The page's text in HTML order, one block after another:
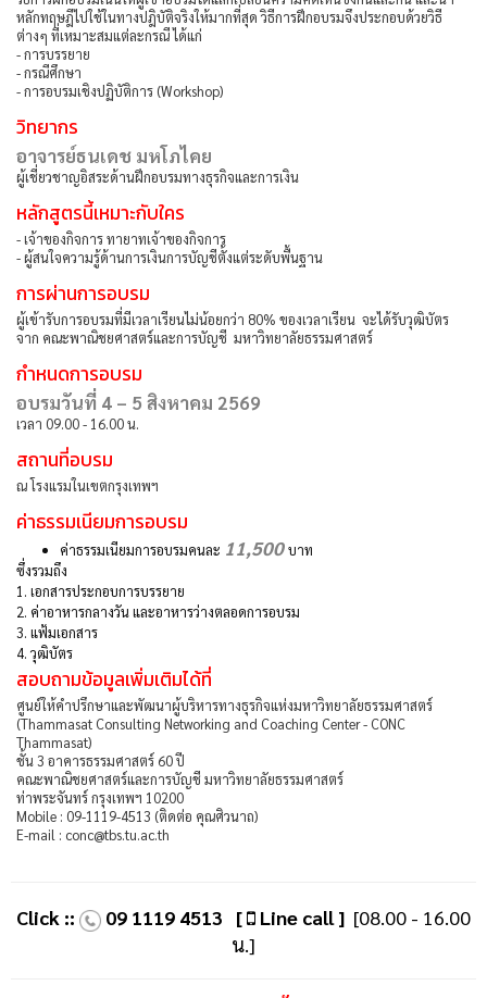
หลักทฤษฎีไปใช้ในทางปฎิบัติจริงให้มากที่สุด วิธีการฝึกอบรมจึงประกอบด้วยวิธี
ต่างๆ ที่เหมาะสมแต่ละกรณี ได้แก่
- การบรรยาย
- กรณีศึกษา
- การอบรมเชิงปฏิบัติการ (Workshop)
วิทยากร
อาจารย์ธนเดช มหโภไคย
ผู้เชี่ยวชาญอิสระด้านฝึกอบรมทางธุรกิจและการเงิน
หลักสูตรนี้เหมาะกับใคร
- เจ้าของกิจการ ทายาทเจ้าของกิจการ
- ผู้สนใจความรู้ด้านการเงินการบัญชีตั้งแต่ระดับพื้นฐาน
การผ่านการอบรม
ผู้เข้ารับการอบรมที่มีเวลาเรียนไม่น้อยกว่า 80% ของเวลาเรียน จะได้รับวุฒิบัตร
จาก คณะพาณิชยศาสตร์และการบัญชี มหาวิทยาลัยธรรมศาสตร์
กำหนดการอบรม
อบรมวันที่ 4 – 5 สิงหาคม 2569
เวลา 09.00 - 16.00 น.
สถานที่อบรม
ณ โรงแรมในเขตกรุงเทพฯ
ค่าธรรมเนียมการอบรม
ค่าธรรมเนียมการอบรมคนละ 11,500 บาท
ซึ่งรวมถึง
1. เอกสารประกอบการบรรยาย
2. ค่าอาหารกลางวัน และอาหารว่างตลอดการอบรม
3. แฟ้มเอกสาร
4. วุฒิบัตร
สอบถามข้อมูลเพิ่มเติมได้ที่
ศูนย์ให้คำปรึกษาและพัฒนาผู้บริหารทางธุรกิจแห่งมหาวิทยาลัยธรรมศาสตร์
(Thammasat Consulting Networking and Coaching Center - CONC
Thammasat)
ชั้น 3 อาคารธรรมศาสตร์ 60 ปี
คณะพาณิชยศาสตร์และการบัญชี มหาวิทยาลัยธรรมศาสตร์
ท่าพระจันทร์ กรุงเทพฯ 10200
Mobile : 09-1119-4513 (ติดต่อ คุณศิวนาถ)
E-mail : conc@tbs.tu.ac.th
Click :: 09 1119 4513 [ Line call ] [08.00 - 16.00
น.]